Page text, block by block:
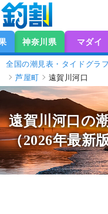
神奈川県 マダイ
全国の潮見表・タイドグラ
芦屋町
遠賀川河口
遠賀川河口の
（2026年最新